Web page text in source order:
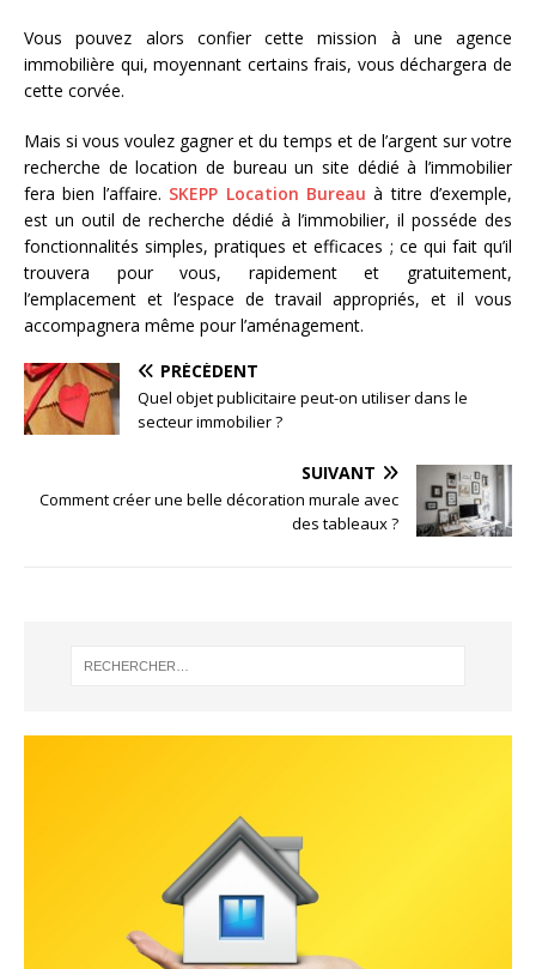
Vous pouvez alors confier cette mission à une agence
immobilière qui, moyennant certains frais, vous déchargera de
cette corvée.
Mais si vous voulez gagner et du temps et de l’argent sur votre
recherche de location de bureau un site dédié à l’immobilier
fera bien l’affaire. SKEPP Location Bureau à titre d’exemple,
est un outil de recherche dédié à l’immobilier, il posséde des
fonctionnalités simples, pratiques et efficaces ; ce qui fait qu’il
trouvera pour vous, rapidement et gratuitement,
l’emplacement et l’espace de travail appropriés, et il vous
accompagnera même pour l’aménagement.
PRÉCÉDENT
Quel objet publicitaire peut-on utiliser dans le
secteur immobilier ?
SUIVANT
Comment créer une belle décoration murale avec
des tableaux ?